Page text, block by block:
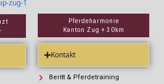
Pferdeharmonie
Kanton Zug + 30km
Kontakt
Beritt & Pferdetraining